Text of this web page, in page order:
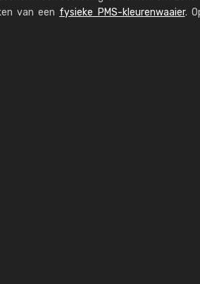
van een fysieke PMS-kleurenwaaier.